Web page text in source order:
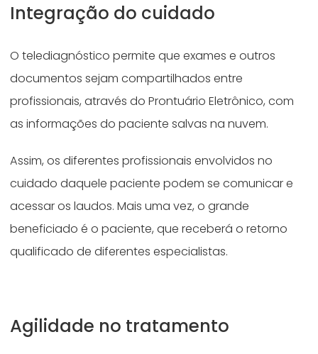
Integração do cuidado
O telediagnóstico permite que exames e outros
documentos sejam compartilhados entre
profissionais, através do Prontuário Eletrônico, com
as informações do paciente salvas na nuvem.
Assim, os diferentes profissionais envolvidos no
cuidado daquele paciente podem se comunicar e
acessar os laudos. Mais uma vez, o grande
beneficiado é o paciente, que receberá o retorno
qualificado de diferentes especialistas.
Agilidade no tratamento